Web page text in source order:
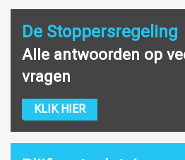
De Stoppersregeling
Alle antwoorden op
vragen
KLIK HIER